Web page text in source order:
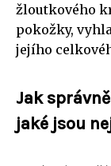
žloutkového
pokožky,
jejího
Jak
jaké jsou